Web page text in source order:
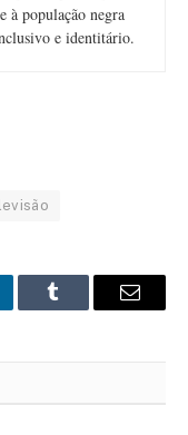
à população negra
e identitário.
Tumblr Email